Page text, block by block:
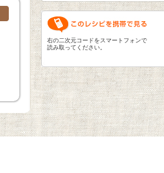
右の二次元コードをスマートフォンで
読み取ってください。